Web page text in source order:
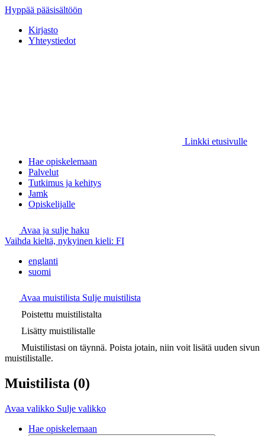
Hyppää pääsisältöön
Kirjasto
Yhteystiedot
Linkki etusivulle
Hae opiskelemaan
Palvelut
Tutkimus ja kehitys
Jamk
Opiskelijalle
Avaa ja sulje haku
Vaihda kieltä, nykyinen kieli: FI
englanti
suomi
Avaa muistilista Sulje muistilista
Poistettu muistilistalta
Lisätty muistilistalle
Muistilistasi on täynnä. Poista jotain, niin voit lisätä uuden sivun
muistilistalle.
Muistilista (0)
Avaa valikko Sulje valikko
Hae opiskelemaan